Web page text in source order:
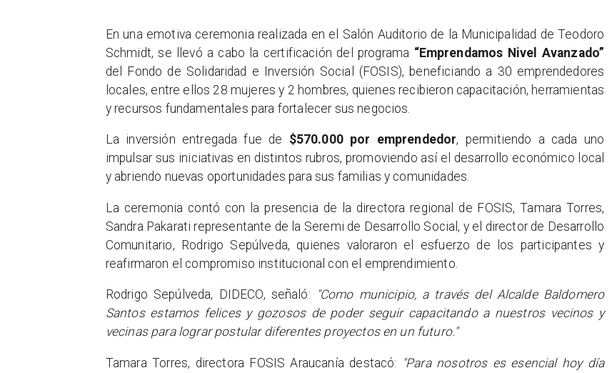
En una emotiva ceremonia realizada en el Salón Auditorio de la Municipalidad de Teodoro
Schmidt, se llevó a cabo la certificación del programa “Emprendamos Nivel Avanzado”
del Fondo de Solidaridad e Inversión Social (FOSIS), beneficiando a 30 emprendedores
locales, entre ellos 28 mujeres y 2 hombres, quienes recibieron capacitación, herramientas
y recursos fundamentales para fortalecer sus negocios.
La inversión entregada fue de $570.000 por emprendedor, permitiendo a cada uno
impulsar sus iniciativas en distintos rubros, promoviendo así el desarrollo económico local
y abriendo nuevas oportunidades para sus familias y comunidades.
La ceremonia contó con la presencia de la directora regional de FOSIS, Tamara Torres,
Sandra Pakarati representante de la Seremi de Desarrollo Social, y el director de Desarrollo
Comunitario, Rodrigo Sepúlveda, quienes valoraron el esfuerzo de los participantes y
reafirmaron el compromiso institucional con el emprendimiento.
Rodrigo Sepúlveda, DIDECO, señaló: "Como municipio, a través del Alcalde Baldomero
Santos estamos felices y gozosos de poder seguir capacitando a nuestros vecinos y
vecinas para lograr postular diferentes proyectos en un futuro."
Tamara Torres, directora FOSIS Araucanía destacó: "Para nosotros es esencial hoy día